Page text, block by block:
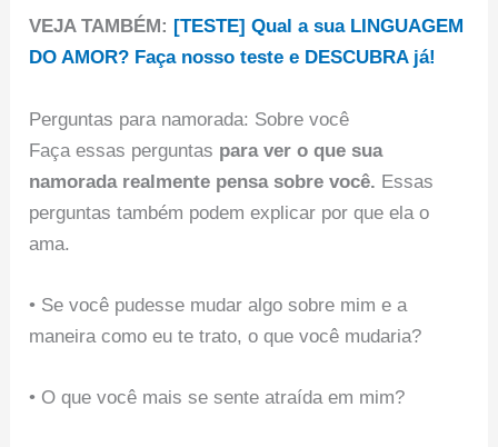
VEJA TAMBÉM: [TESTE] Qual a sua LINGUAGEM
DO AMOR? Faça nosso teste e DESCUBRA já!
Perguntas para namorada: Sobre você
Faça essas perguntas para ver o que sua
namorada realmente pensa sobre você. Essas
perguntas também podem explicar por que ela o
ama.
• Se você pudesse mudar algo sobre mim e a
maneira como eu te trato, o que você mudaria?
• O que você mais se sente atraída em mim?